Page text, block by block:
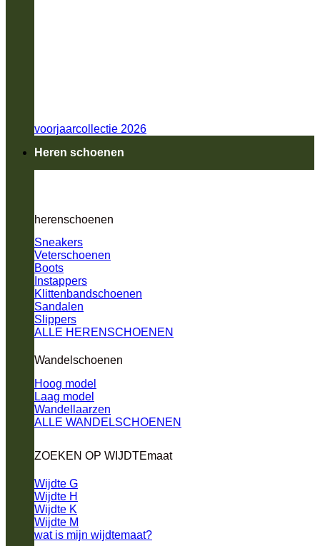
voorjaarcollectie 2026
Heren schoenen
herenschoenen
Sneakers
Veterschoenen
Boots
Instappers
Klittenbandschoenen
Sandalen
Slippers
ALLE HERENSCHOENEN
Wandelschoenen
Hoog model
Laag model
Wandellaarzen
ALLE WANDELSCHOENEN
ZOEKEN OP WIJDTEmaat
Wijdte G
Wijdte H
Wijdte K
Wijdte M
wat is mijn wijdtemaat?